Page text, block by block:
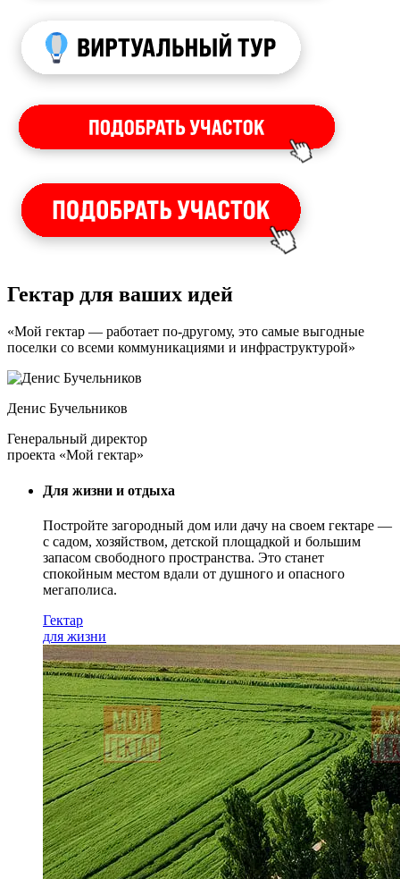
Гектар для ваших идей
«Мой гектар — работает по-другому, это самые выгодные
поселки со всеми коммуникациями и инфраструктурой»
Денис Бучельников
Генеральный директор
проекта «Мой гектар»
Для жизни и отдыха
Постройте загородный дом или дачу на своем гектаре —
с садом, хозяйством, детской площадкой и большим
запасом свободного пространства. Это станет
спокойным местом вдали от душного и опасного
мегаполиса.
Гектар
для жизни